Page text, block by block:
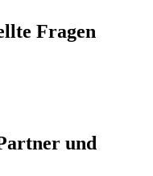
Fragen
und